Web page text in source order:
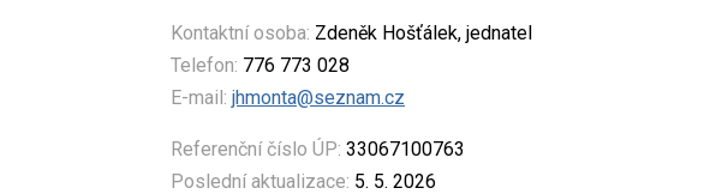
Kontaktní osoba: Zdeněk Hošťálek, jednatel
Telefon: 776 773 028
E-mail: jhmonta@seznam.cz
Referenční číslo ÚP: 33067100763
Poslední aktualizace: 5. 5. 2026